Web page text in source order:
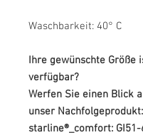
Waschbarkeit: 40° C
Ihre gewünschte Größe
verfügbar?
Werfen Sie einen Blick
unser Nachfolgeprodukt:
starline®_comfort: GI51-